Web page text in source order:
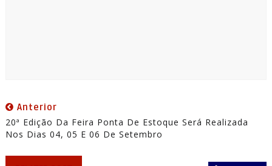
Anterior
20ª Edição Da Feira Ponta De Estoque Será Realizada
Nos Dias 04, 05 E 06 De Setembro